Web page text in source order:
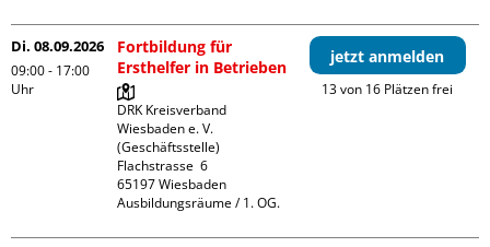
Di. 08.09.2026
09:00 - 17:00
Uhr
Fortbildung für
Ersthelfer in Betrieben
DRK Kreisverband
Wiesbaden e. V.
(Geschäftsstelle)
Flachstrasse  6
65197 Wiesbaden
Ausbildungsräume / 1. OG.
jetzt anmelden
13 von 16 Plätzen frei